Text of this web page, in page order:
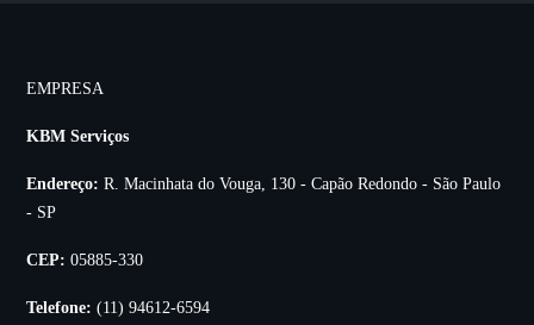
EMPRESA
KBM Serviços
Endereço: R. Macinhata do Vouga, 130 - Capão Redondo - São Paulo
- SP
CEP: 05885-330
Telefone: (11) 94612-6594